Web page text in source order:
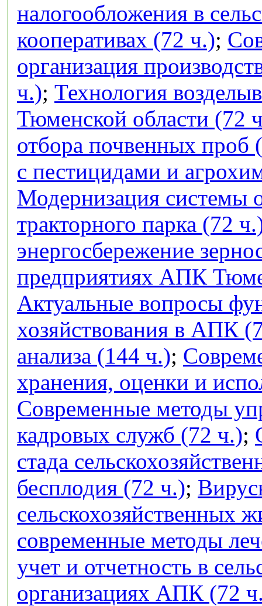
налогообложения в
кооперативах (72 ч.);
организация
ч.); Технология
Тюменской области (72
отбора почвенных проб
с пестицидами и
Модернизация системы
тракторного парка (72
энергосбережение
предприятиях АПК
Актуальные вопросы
хозяйствования в АПК
анализа (144 ч.);
хранения, оценки и
Современные методы
кадровых служб (72 ч.);
стада
бесплодия (72 ч.);
сельскохозяйственных
современные методы
учет и отчетность в
организациях АПК (72